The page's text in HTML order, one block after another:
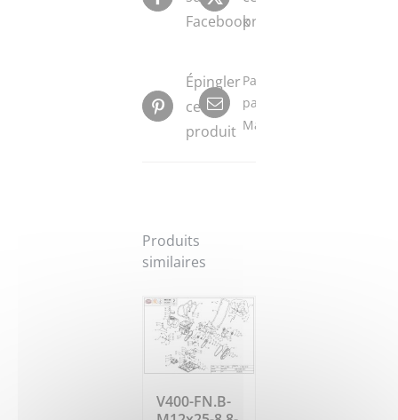
Facebookproduit
Épingler
ce
produit
Partager
par
Mail
Produits
similaires
V400-FN.B-